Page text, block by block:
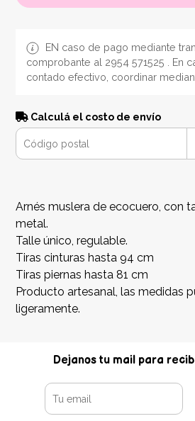
EN caso de pago mediante
comprobante al 2954 571525 . En
contado efectivo, coordinar
Calculá el costo de envío
Arnés muslera de ecocuero, con
metal.
Talle único, regulable.
Tiras cinturas hasta 94 cm
Tiras piernas hasta 81 cm
Producto artesanal, las medidas
ligeramente.
Dejanos tu mail para